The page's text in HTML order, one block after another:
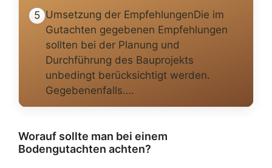
5 Umsetzung der EmpfehlungenDie im
Gutachten gegebenen Empfehlungen
sollten bei der Planung und
Durchführung des Bauprojekts
unbedingt berücksichtigt werden.
Gegebenenfalls….
Worauf sollte man bei einem
Bodengutachten achten?